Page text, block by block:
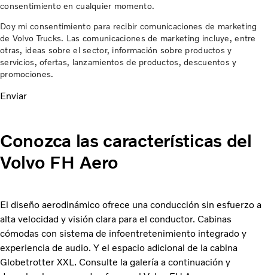
consentimiento en cualquier momento.
Doy mi consentimiento para recibir comunicaciones de marketing
de Volvo Trucks. Las comunicaciones de marketing incluye, entre
otras, ideas sobre el sector, información sobre productos y
servicios, ofertas, lanzamientos de productos, descuentos y
promociones.
Enviar
Conozca las características del
Volvo FH Aero
El diseño aerodinámico ofrece una conducción sin esfuerzo a
alta velocidad y visión clara para el conductor. Cabinas
cómodas con sistema de infoentretenimiento integrado y
experiencia de audio. Y el espacio adicional de la cabina
Globetrotter XXL. Consulte la galería a continuación y